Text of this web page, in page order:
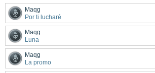
Maqg
Por ti lucharé
Maqg
Luna
Maqg
La promo